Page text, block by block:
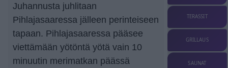
Juhannusta juhlitaan
Pihlajasaaressa jälleen perinteiseen
tapaan. Pihlajasaaressa pääsee
viettämään yötöntä yötä vain 10
minuutin merimatkan päässä
TERASSIT
GRILLAUS
SAUNAT